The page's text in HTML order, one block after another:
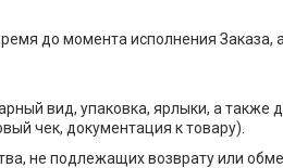
до момента исполнения Заказа,
вид, упаковка, ярлыки, а также
чек, документация к товару).
не подлежащих возврату или